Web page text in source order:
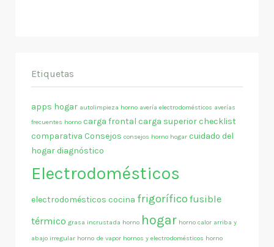
Etiquetas
apps hogar autolimpieza horno avería electrodomésticos averías
frecuentes horno carga frontal carga superiorchecklist
comparativa Consejos consejos horno hogar cuidado del
hogardiagnóstico
Electrodomésticos
electrodomésticos cocina frigorífico fusible
térmico grasa incrustada horno hogar horno calor arriba y
abajo irregular horno de vapor hornos y electrodomésticos horno